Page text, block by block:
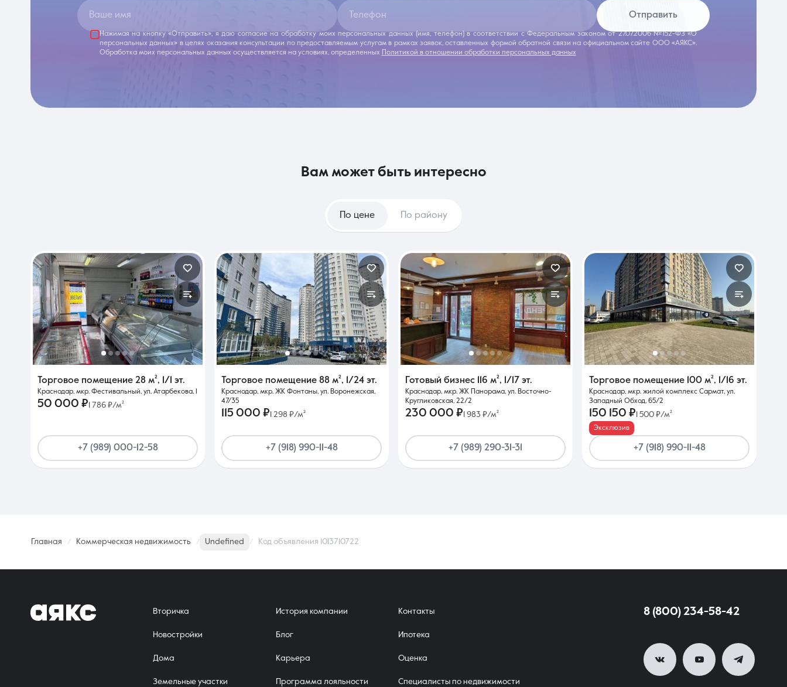
Ваше имя Телефон Отправить
Нажимая на кнопку «Отправить», я даю согласие на обработку моих персональных данных (имя, телефон) в соответствии с Федеральным законом от 27.07.2006 №152-ФЗ «О
персональных данных» в целях оказания консультации по предоставляемым услугам в рамках заявок, оставленных формой обратной связи на официальном сайте ООО «АЯКС».
Обработка моих персональных данных осуществляется на условиях, определенных Политикой в отношении обработки персональных данных
вам может быть интересно
По цене По району
Торговое помещение 28 м², 1/1 эт.
Краснодар, мкр. Фестивальный, ул. Атарбекова, 1
50 000 ₽ 1 786 ₽/м²
+7 (989) 000-12-58
Торговое помещение 88 м², 1/24 эт.
Краснодар, мкр. ЖК Фонтаны, ул. Воронежская,
47/35
115 000 ₽ 1 298 ₽/м²
+7 (918) 990-11-48
Готовый бизнес 116 м², 1/17 эт.
Краснодар, мкр. ЖК Панорама, ул. Восточно-
Кругликовская, 22/2
230 000 ₽ 1 983 ₽/м²
+7 (989) 290-31-31
Торговое помещение 100 м², 1/16 эт.
Краснодар, мкр. жилой комплекс Сармат, ул.
Западный Обход, 65/2
150 150 ₽ 1 500 ₽/м²
Эксклюзив
+7 (918) 990-11-48
Главная Коммерческая недвижимость Undefined Код объявления 1013710722
Вторичка
Новостройки
Дома
Земельные участки
История компании
Блог
Карьера
Программа лояльности
Контакты
Ипотека
Оценка
Специалисты по недвижимости
8 (800) 234-58-42